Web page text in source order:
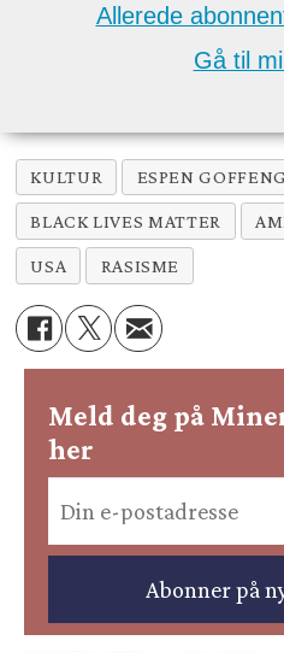
Allerede
Gå til
KULTUR ESPEN GOFFENG
BLACK LIVES MATTER
USA RASISME
Meld deg på
her